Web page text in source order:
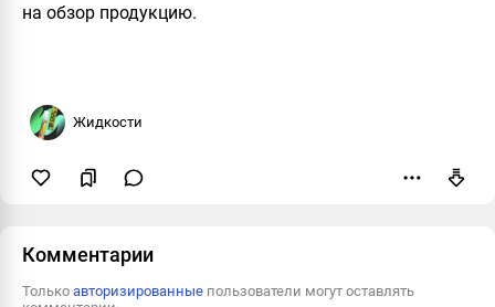
на обзор продукцию.
Жидкости
Комментарии
Только авторизированные пользователи могут оставлять